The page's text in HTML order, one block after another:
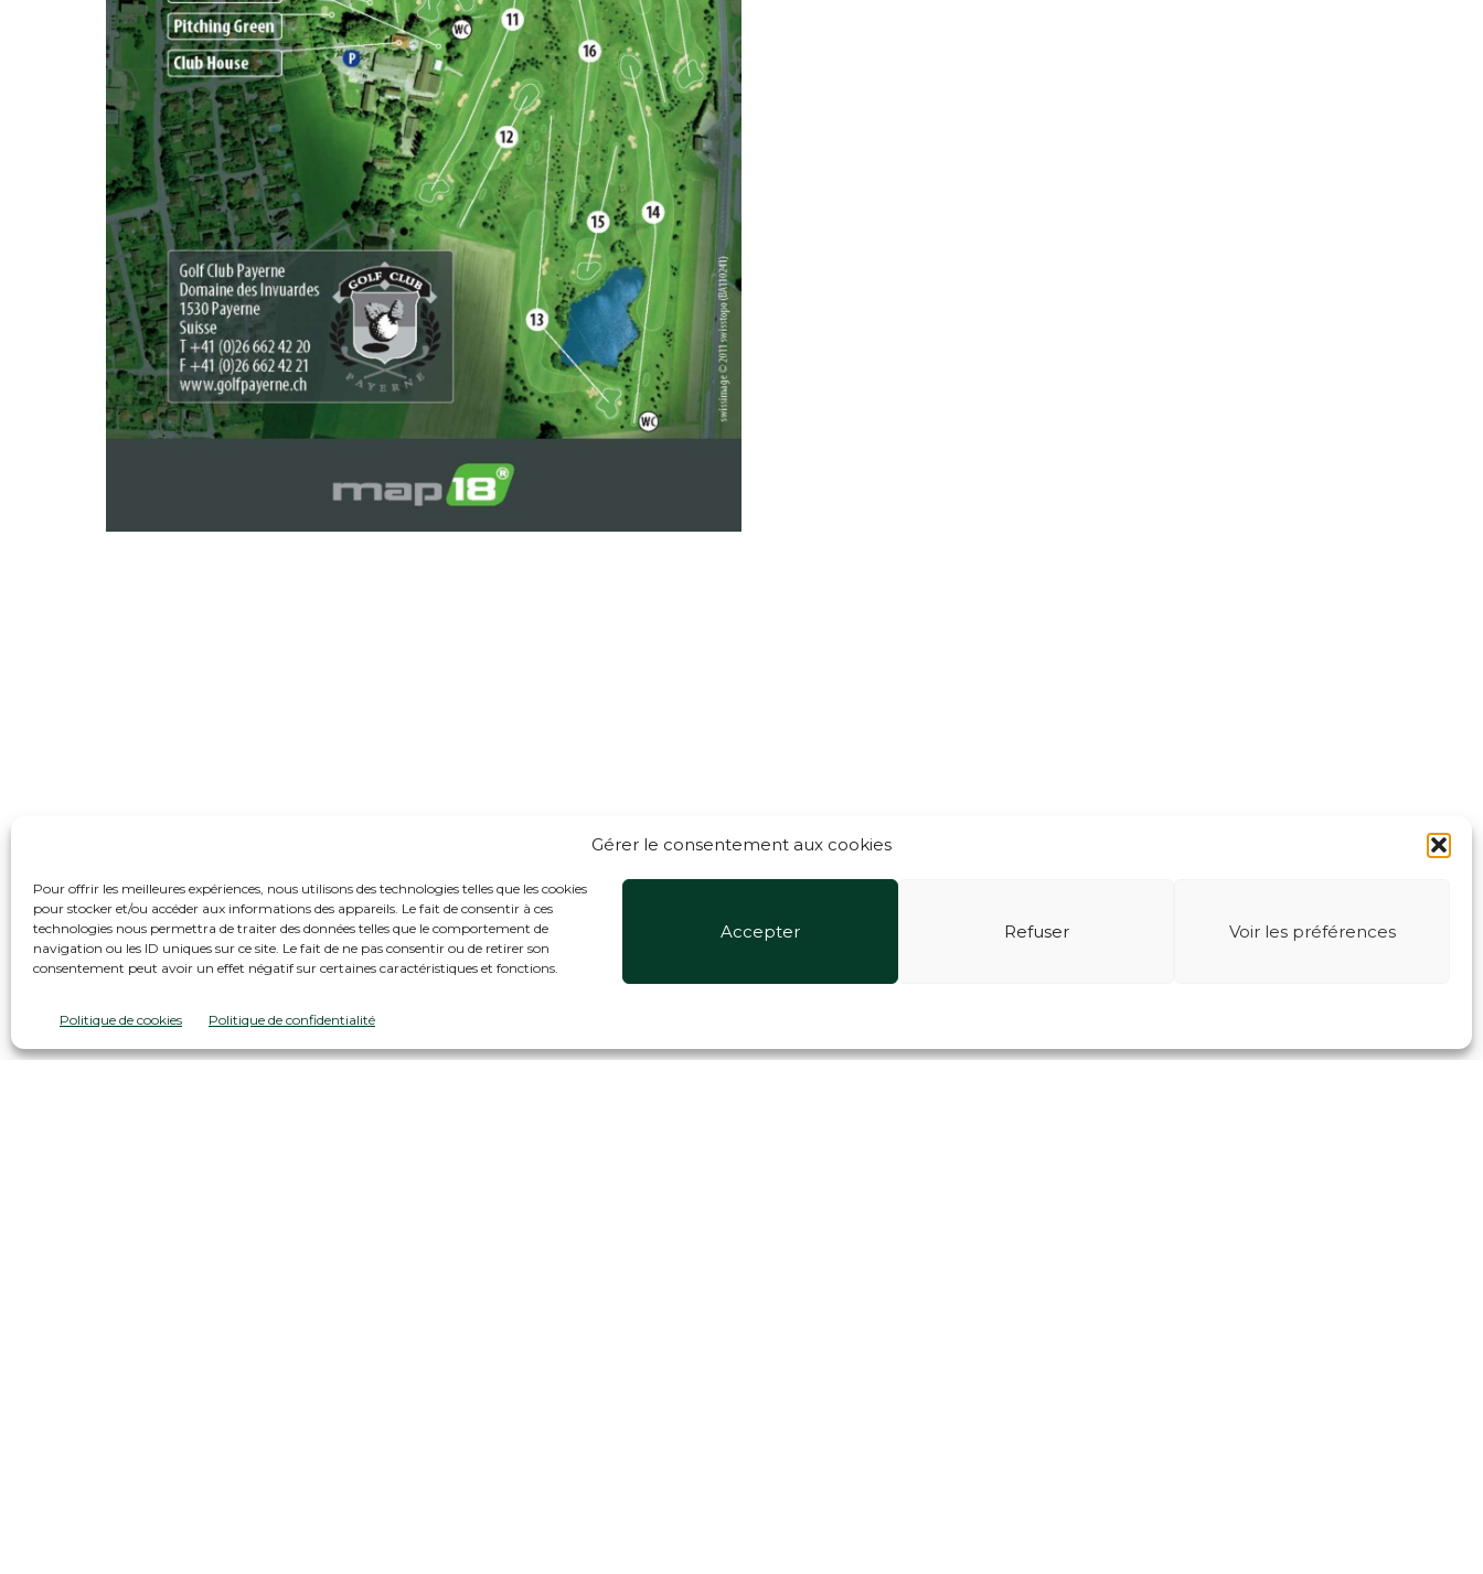
Gérer le consentement aux cookies
Pour offrir les meilleures expériences, nous utilisons des technologies telles que les cookies
pour stocker et/ou accéder aux informations des appareils. Le fait de consentir à ces
technologies nous permettra de traiter des données telles que le comportement de
navigation ou les ID uniques sur ce site. Le fait de ne pas consentir ou de retirer son
consentement peut avoir un effet négatif sur certaines caractéristiques et fonctions.
Accepter Refuser Voir les préférences
Politique de cookies Politique de confidentialité